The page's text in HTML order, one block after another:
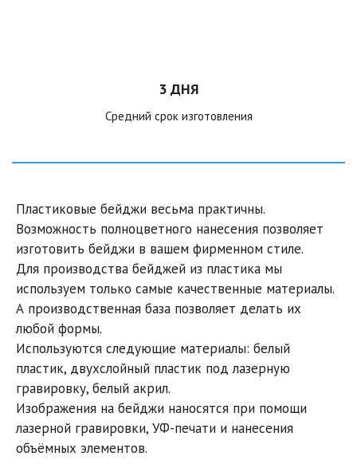
3 ДНЯ
Средний срок изготовления
Пластиковые бейджи весьма практичны.
Возможность полноцветного нанесения позволяет
изготовить бейджи в вашем фирменном стиле.
Для производства бейджей из пластика мы
используем только самые качественные материалы.
А производственная база позволяет делать их
любой формы.
Используются следующие материалы: белый
пластик, двухслойный пластик под лазерную
гравировку, белый акрил.
Изображения на бейджи наносятся при помощи
лазерной гравировки, УФ-печати и нанесения
объёмных элементов.